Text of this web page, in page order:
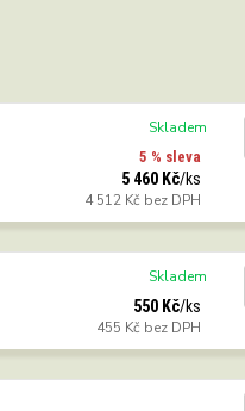
5 % sleva
5 460 Kč/ks
4 512 Kč bez DPH
Skladem
550 Kč/ks
455 Kč bez DPH
Skladem